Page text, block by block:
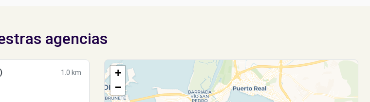
agencias
1.0 km
+
−